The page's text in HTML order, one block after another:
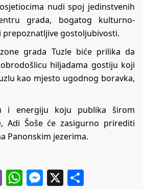
nudi spoj jedinstvenih
grada, bogatog kulturno-
prepoznatljive gostoljubivosti.
grada Tuzle biće prilika da
hiljadama gostiju koji
kao mjesto ugodnog boravka,
i energiju koju publika širom
Adi Šoše će zasigurno prirediti
Panonskim jezerima.
ViberWhatsApp
Messenger
X